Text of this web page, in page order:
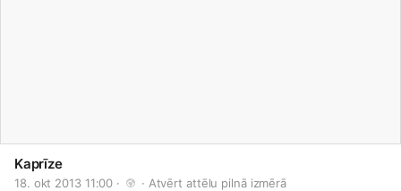
Kaprīze
18. okt 2013 11:00 · · Atvērt attēlu pilnā izmērā